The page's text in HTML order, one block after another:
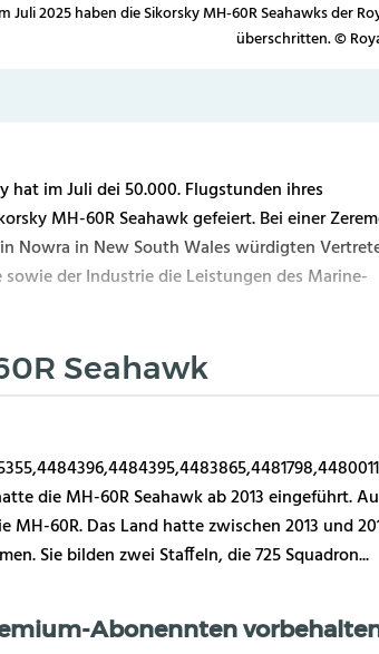
Juli 2025 haben die Sikorsky MH-60R Seahawks der
überschritten. ©
hat im Juli dei 50.000. Flugstunden ihres
MH-60R Seahawk gefeiert. Bei einer
Nowra in New South Wales würdigten
der Industrie die Leistungen des Marine-
Seahawk
die MH-60R Seahawk ab 2013 eingeführt.
MH-60R. Das Land hatte zwischen 2013 und
Sie bilden zwei Staffeln, die 725 Squadron...
Abonennten